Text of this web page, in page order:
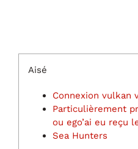
Aisé
Connexion vulkan
Particulièrement
ou ego’ai eu reçu
Sea Hunters